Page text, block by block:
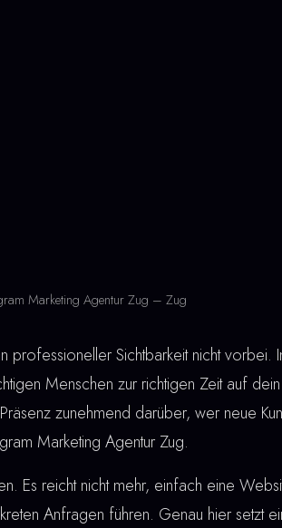
Marketing Agentur Zug – Zug
Sichtbarkeit nicht vorbei.
Menschen zur richtigen Zeit auf
zunehmend darüber, wer neue
Marketing Agentur Zug.
Es reicht nicht mehr, einfach eine
Anfragen führen. Genau hier setzt